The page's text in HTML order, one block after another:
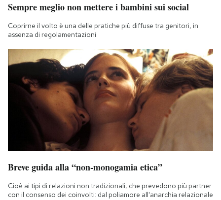
Sempre meglio non mettere i bambini sui social
Coprirne il volto è una delle pratiche più diffuse tra genitori, in
assenza di regolamentazioni
Breve guida alla “non-monogamia etica”
Cioè ai tipi di relazioni non tradizionali, che prevedono più partner
con il consenso dei coinvolti: dal poliamore all'anarchia relazionale